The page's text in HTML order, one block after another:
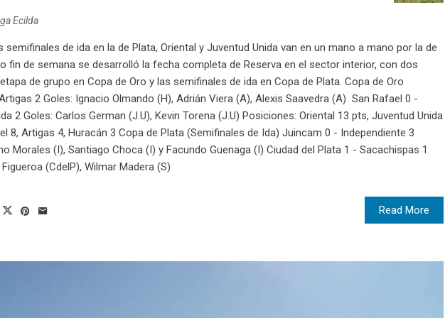
Ecilda
semifinales de ida en la de Plata, Oriental y Juventud Unida van en un mano a mano por la de
fin de semana se desarrolló la fecha completa de Reserva en el sector interior, con dos
de grupo en Copa de Oro y las semifinales de ida en Copa de Plata. Copa de Oro
2 Goles: Ignacio Olmando (H), Adrián Viera (A), Alexis Saavedra (A) San Rafael 0 -
2 Goles: Carlos German (J.U), Kevin Torena (J.U) Posiciones: Oriental 13 pts, Juventud Unida
8, Artigas 4, Huracán 3 Copa de Plata (Semifinales de Ida) Juincam 0 - Independiente 3
Morales (I), Santiago Choca (I) y Facundo Guenaga (I) Ciudad del Plata 1 - Sacachispas 1
(CdelP), Wilmar Madera (S)
Read More